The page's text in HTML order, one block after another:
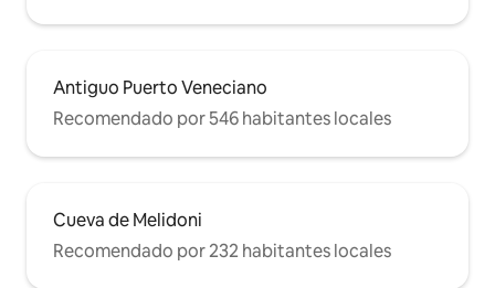
Antiguo Puerto Veneciano
Recomendado por 546 habitantes locales
Cueva de Melidoni
Recomendado por 232 habitantes locales